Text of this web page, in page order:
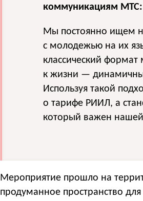
коммуникациям МТС:
Мы постоянно ищем
с молодежью на их
классический
к жизни —
Используя такой
о тарифе РИИЛ, а
который важен
Мероприятие прошло на
продуманное пространство